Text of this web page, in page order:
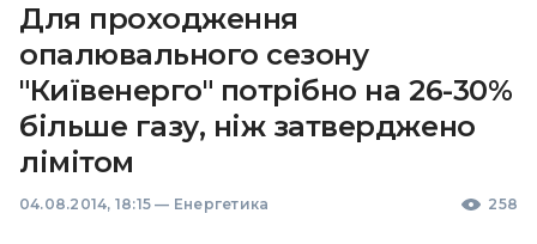
Для проходження
опалювального сезону
"Київенерго" потрібно на 26-30%
більше газу, ніж затверджено
лімітом
04.08.2014, 18:15 — Енергетика 258